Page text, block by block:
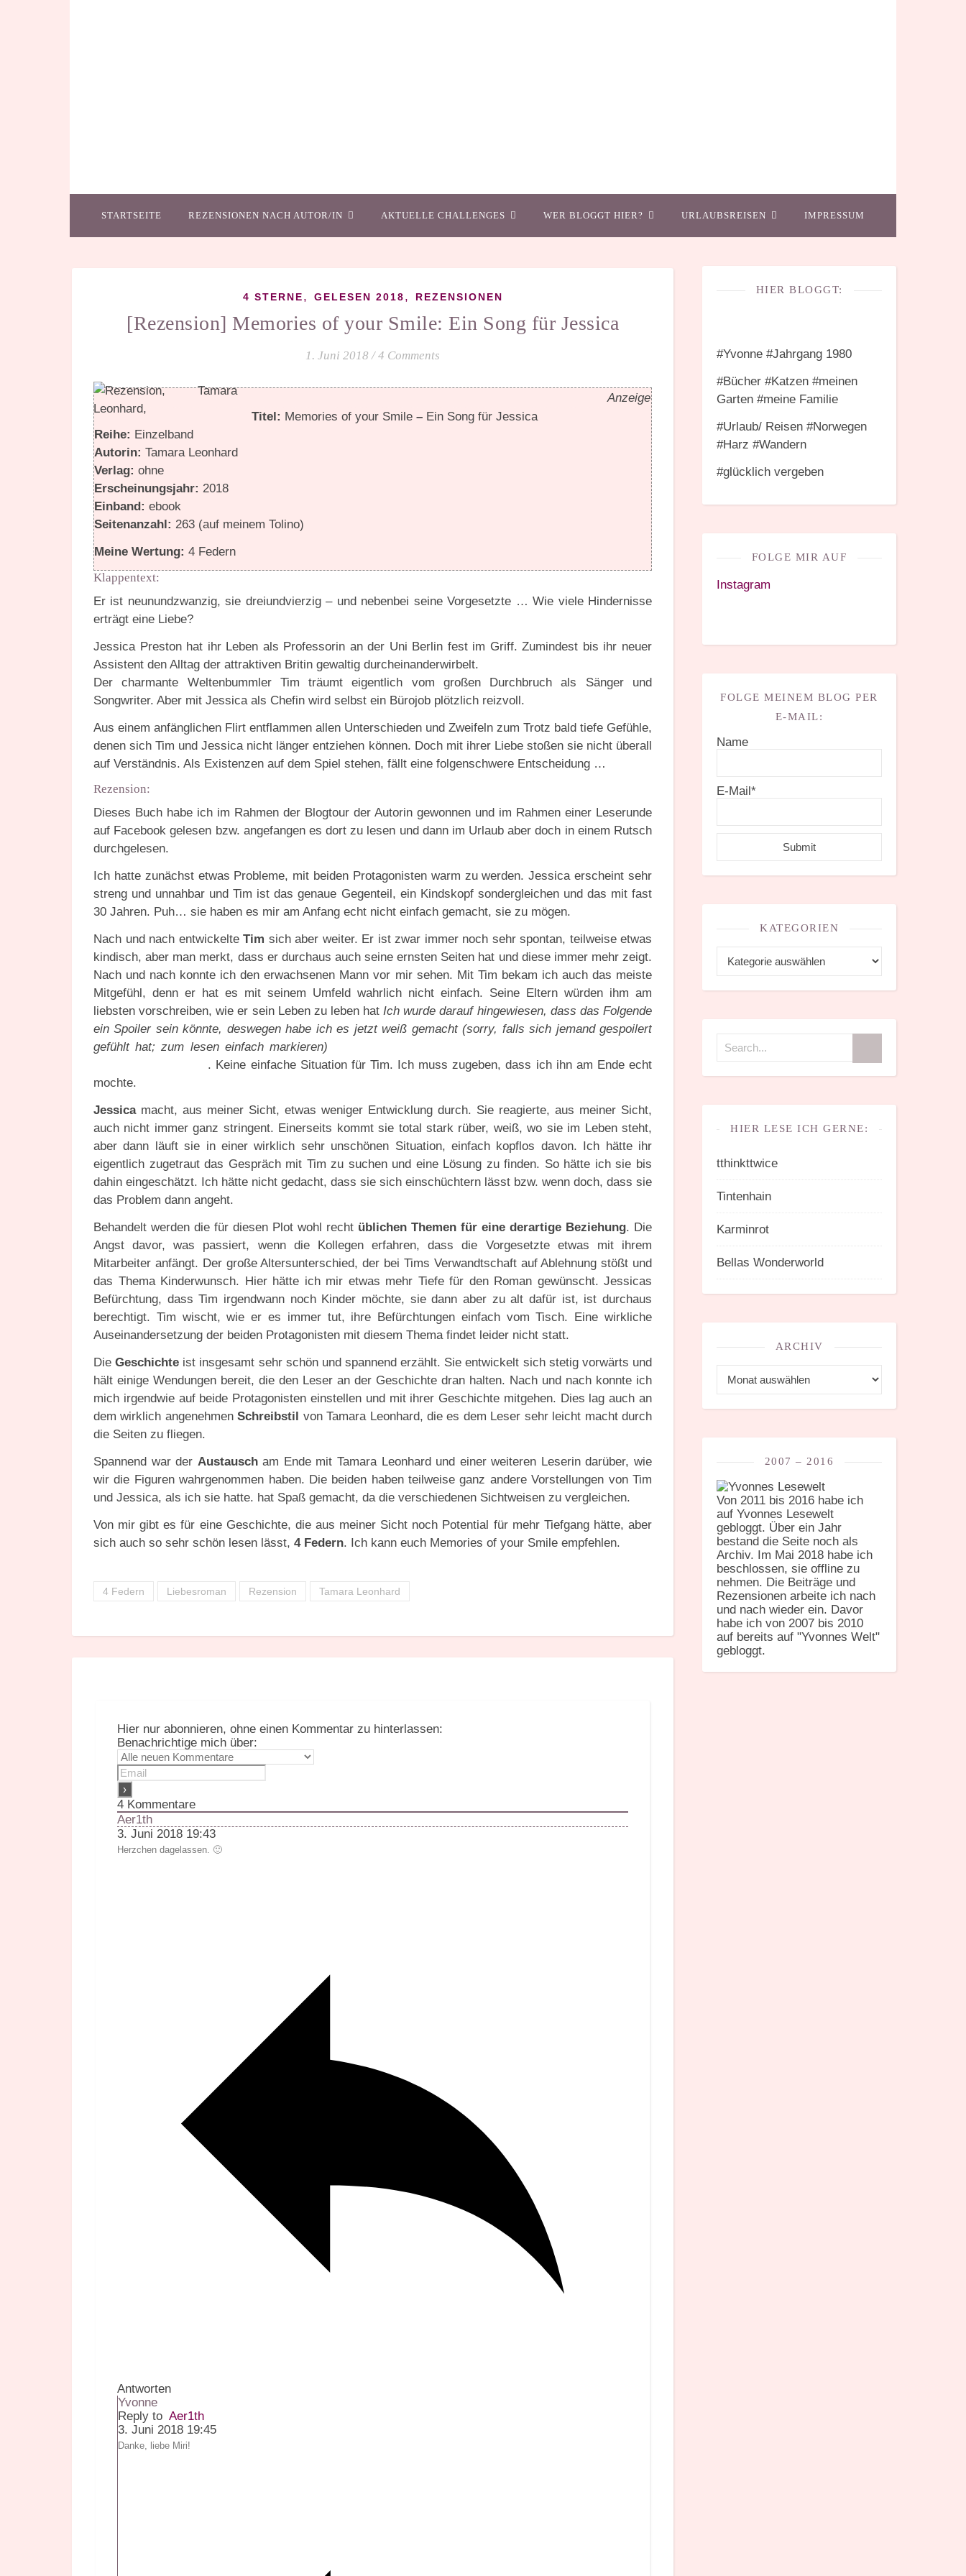
STARTSEITE REZENSIONEN NACH AUTOR/IN AKTUELLE CHALLENGES WER BLOGGT HIER? URLAUBSREISEN IMPRESSUM
4 STERNE, GELESEN 2018, REZENSIONEN
[Rezension] Memories of your Smile: Ein Song für Jessica
1. Juni 2018 / 4 Comments
Anzeige
Titel: Memories of your Smile – Ein Song für Jessica
Reihe: Einzelband
Autorin: Tamara Leonhard
Verlag: ohne
Erscheinungsjahr: 2018
Einband: ebook
Seitenanzahl: 263 (auf meinem Tolino)
Meine Wertung: 4 Federn
Klappentext:
Er ist neunundzwanzig, sie dreiundvierzig – und nebenbei seine Vorgesetzte … Wie viele Hindernisse
erträgt eine Liebe?
Jessica Preston hat ihr Leben als Professorin an der Uni Berlin fest im Griff. Zumindest bis ihr neuer
Assistent den Alltag der attraktiven Britin gewaltig durcheinanderwirbelt.
Der charmante Weltenbummler Tim träumt eigentlich vom großen Durchbruch als Sänger und
Songwriter. Aber mit Jessica als Chefin wird selbst ein Bürojob plötzlich reizvoll.
Aus einem anfänglichen Flirt entflammen allen Unterschieden und Zweifeln zum Trotz bald tiefe Gefühle,
denen sich Tim und Jessica nicht länger entziehen können. Doch mit ihrer Liebe stoßen sie nicht überall
auf Verständnis. Als Existenzen auf dem Spiel stehen, fällt eine folgenschwere Entscheidung …
Rezension:
Dieses Buch habe ich im Rahmen der Blogtour der Autorin gewonnen und im Rahmen einer Leserunde
auf Facebook gelesen bzw. angefangen es dort zu lesen und dann im Urlaub aber doch in einem Rutsch
durchgelesen.
Ich hatte zunächst etwas Probleme, mit beiden Protagonisten warm zu werden. Jessica erscheint sehr
streng und unnahbar und Tim ist das genaue Gegenteil, ein Kindskopf sondergleichen und das mit fast
30 Jahren. Puh… sie haben es mir am Anfang echt nicht einfach gemacht, sie zu mögen.
Nach und nach entwickelte Tim sich aber weiter. Er ist zwar immer noch sehr spontan, teilweise etwas
kindisch, aber man merkt, dass er durchaus auch seine ernsten Seiten hat und diese immer mehr zeigt.
Nach und nach konnte ich den erwachsenen Mann vor mir sehen. Mit Tim bekam ich auch das meiste
Mitgefühl, denn er hat es mit seinem Umfeld wahrlich nicht einfach. Seine Eltern würden ihm am
liebsten vorschreiben, wie er sein Leben zu leben hatIch wurde darauf hingewiesen, dass das Folgende
ein Spoiler sein könnte, deswegen habe ich es jetzt weiß gemacht (sorry, falls sich jemand gespoilert
gefühlt hat; zum lesen einfach markieren)
. Keine einfache Situation für Tim. Ich muss zugeben, dass ich ihn am Ende echt
mochte.
Jessicamacht, aus meiner Sicht, etwas weniger Entwicklung durch. Sie reagierte, aus meiner Sicht,
auch nicht immer ganz stringent. Einerseits kommt sie total stark rüber, weiß, wo sie im Leben steht,
aber dann läuft sie in einer wirklich sehr unschönen Situation, einfach kopflos davon. Ich hätte ihr
eigentlich zugetraut das Gespräch mit Tim zu suchen und eine Lösung zu finden. So hätte ich sie bis
dahin eingeschätzt. Ich hätte nicht gedacht, dass sie sich einschüchtern lässt bzw. wenn doch, dass sie
das Problem dann angeht.
Behandelt werden die für diesen Plot wohl recht üblichen Themen für eine derartige Beziehung. Die
Angst davor, was passiert, wenn die Kollegen erfahren, dass die Vorgesetzte etwas mit ihrem
Mitarbeiter anfängt. Der große Altersunterschied, der bei Tims Verwandtschaft auf Ablehnung stößt und
das Thema Kinderwunsch. Hier hätte ich mir etwas mehr Tiefe für den Roman gewünscht. Jessicas
Befürchtung, dass Tim irgendwann noch Kinder möchte, sie dann aber zu alt dafür ist, ist durchaus
berechtigt. Tim wischt, wie er es immer tut, ihre Befürchtungen einfach vom Tisch. Eine wirkliche
Auseinandersetzung der beiden Protagonisten mit diesem Thema findet leider nicht statt.
DieGeschichte ist insgesamt sehr schön und spannend erzählt. Sie entwickelt sich stetig vorwärts und
hält einige Wendungen bereit, die den Leser an der Geschichte dran halten. Nach und nach konnte ich
mich irgendwie auf beide Protagonisten einstellen und mit ihrer Geschichte mitgehen. Dies lag auch an
dem wirklich angenehmenSchreibstil von Tamara Leonhard, die es dem Leser sehr leicht macht durch
die Seiten zu fliegen.
Spannend war der Austauscham Ende mit Tamara Leonhard und einer weiteren Leserin darüber, wie
wir die Figuren wahrgenommen haben. Die beiden haben teilweise ganz andere Vorstellungen von Tim
und Jessica, als ich sie hatte. hat Spaß gemacht, da die verschiedenen Sichtweisen zu vergleichen.
Von mir gibt es für eine Geschichte, die aus meiner Sicht noch Potential für mehr Tiefgang hätte, aber
sich auch so sehr schön lesen lässt, 4 Federn. Ich kann euch Memories of your Smile empfehlen.
4 Federn Liebesroman Rezension Tamara Leonhard
Hier nur abonnieren, ohne einen Kommentar zu hinterlassen:
Benachrichtige mich über:
4 Kommentare
Aer1th
3. Juni 2018 19:43
Herzchen dagelassen. 🙂
Antworten
Yvonne
Reply to Aer1th
3. Juni 2018 19:45
Danke, liebe Miri!
HIER BLOGGT:
#Yvonne #Jahrgang 1980
#Bücher #Katzen #meinen
Garten #meine Familie
#Urlaub/ Reisen #Norwegen
#Harz #Wandern
#glücklich vergeben
FOLGE MIR AUF
Instagram
FOLGE MEINEM BLOG PER
E-MAIL:
Name
E-Mail*
KATEGORIEN
HIER LESE ICH GERNE:
tthinkttwice
Tintenhain
Karminrot
Bellas Wonderworld
ARCHIV
2007 – 2016
Von 2011 bis 2016 habe ich
auf Yvonnes Lesewelt
gebloggt. Über ein Jahr
bestand die Seite noch als
Archiv. Im Mai 2018 habe ich
beschlossen, sie offline zu
nehmen. Die Beiträge und
Rezensionen arbeite ich nach
und nach wieder ein. Davor
habe ich von 2007 bis 2010
auf bereits auf "Yvonnes Welt"
gebloggt.